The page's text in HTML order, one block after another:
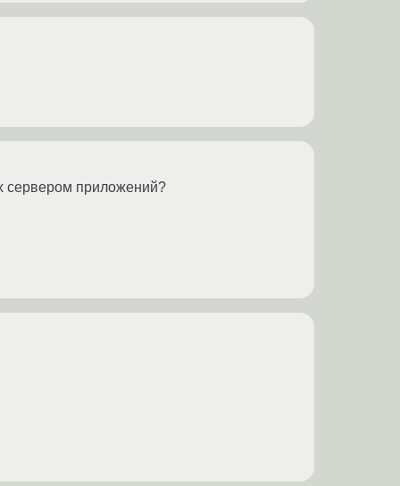
сервером приложений?